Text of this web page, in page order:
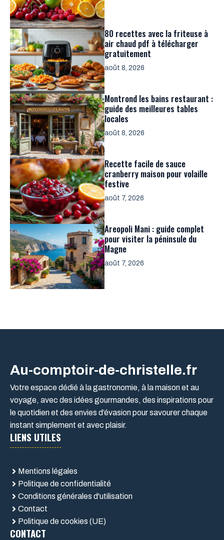
80 recettes avec la friteuse à
air chaud pdf à télécharger
gratuitement
août 8, 2026
Montrond les bains restaurant :
guide des meilleures tables
locales
août 8, 2026
Recette facile de sauce
cranberry maison pour volaille
festive
août 7, 2026
Areopoli Mani : guide complet
pour visiter la péninsule du
Magne
août 7, 2026
Au-comptoir-de-christelle.fr
Votre espace dédié à la gastronomie, à la maison et au
voyage, avec des idées gourmandes, des inspirations pour
le quotidien et des envies d’évasion pour savourer chaque
instant simplement et avec plaisir.
LIENS UTILES
Mentions légales
Politique de confidentialité
Conditions générales d'utilisation
Contact
Politique de cookies (UE)
CONTACT